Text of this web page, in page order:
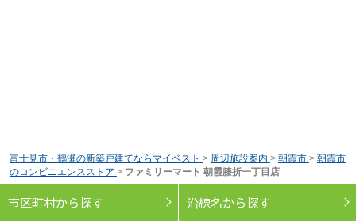
富士見市・鶴瀬の新築戸建てならマイベスト > 周辺施設案内 > 朝霞市 > 朝霞市
のコンビニエンスストア > ファミリーマート 朝霞膝折一丁目店
市区町村から探す 沿線名から探す